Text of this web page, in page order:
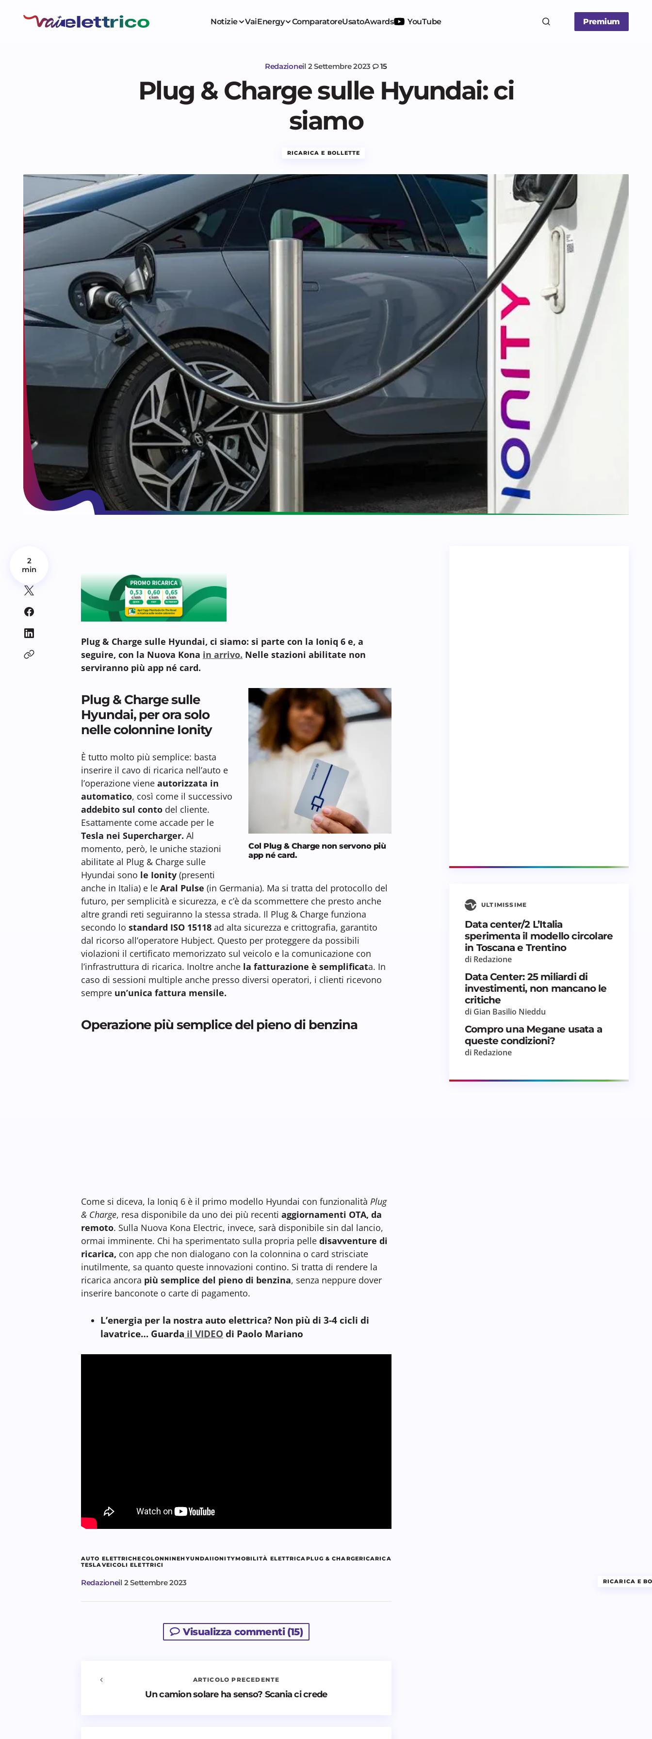
Notizie VaiEnergy ComparatoreUsatoAwards YouTube Premium
Redazioneil 2 Settembre 2023 15
Plug & Charge sulle Hyundai: ci
siamo
RICARICA E BOLLETTE
2
min
Plug & Charge sulle Hyundai, ci siamo: si parte con la Ioniq 6 e, a
seguire, con la Nuova Kona in arrivo. Nelle stazioni abilitate non
serviranno più app né card.
Col Plug & Charge non servono più
app né card.
Plug & Charge sulle
Hyundai, per ora solo
nelle colonnine Ionity
È tutto molto più semplice: basta
inserire il cavo di ricarica nell’auto e
l’operazione viene autorizzata in
automatico, così come il successivo
addebito sul conto del cliente.
Esattamente come accade per le
Tesla nei Supercharger. Al
momento, però, le uniche stazioni
abilitate al Plug & Charge sulle
Hyundai sono le Ionity (presenti
anche in Italia) e le Aral Pulse (in Germania). Ma si tratta del protocollo del
futuro, per semplicità e sicurezza, e c’è da scommettere che presto anche
altre grandi reti seguiranno la stessa strada. Il Plug & Charge funziona
secondo lo standard ISO 15118 ad alta sicurezza e crittografia, garantito
dal ricorso all’operatore Hubject. Questo per proteggere da possibili
violazioni il certificato memorizzato sul veicolo e la comunicazione con
l’infrastruttura di ricarica. Inoltre anche la fatturazione è semplificata. In
caso di sessioni multiple anche presso diversi operatori, i clienti ricevono
sempre un’unica fattura mensile.
Operazione più semplice del pieno di benzina
Come si diceva, la Ioniq 6 è il primo modello Hyundai con funzionalità Plug
& Charge, resa disponibile da uno dei più recenti aggiornamenti OTA, da
remoto. Sulla Nuova Kona Electric, invece, sarà disponibile sin dal lancio,
ormai imminente. Chi ha sperimentato sulla propria pelle disavventure di
ricarica, con app che non dialogano con la colonnina o card strisciate
inutilmente, sa quanto queste innovazioni contino. Si tratta di rendere la
ricarica ancora più semplice del pieno di benzina, senza neppure dover
inserire banconote o carte di pagamento.
L’energia per la nostra auto elettrica? Non più di 3-4 cicli di
lavatrice… Guarda il VIDEO di Paolo Mariano
AUTO ELETTRICHECOLONNINEHYUNDAIIONITYMOBILITÀ ELETTRICAPLUG & CHARGERICARICA
TESLAVEICOLI ELETTRICI
Redazioneil 2 Settembre 2023 RICARICA E
Visualizza commenti (15)
Avvisami quando vengono aggiunti nuovi commenti
ARTICOLO PRECEDENTE
Un camion solare ha senso? Scania ci crede
ULTIMISSIME
Data center/2 L’Italia
sperimenta il modello circolare
in Toscana e Trentino
di Redazione
Data Center: 25 miliardi di
investimenti, non mancano le
critiche
di Gian Basilio Nieddu
Compro una Megane usata a
queste condizioni?
di Redazione